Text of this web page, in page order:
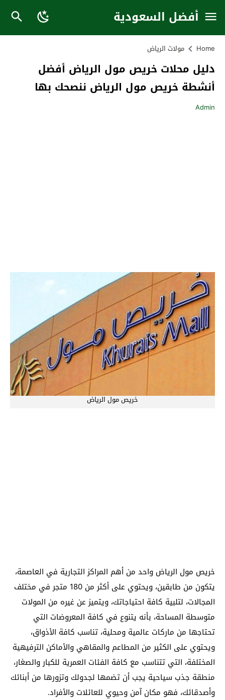
أفضل السعودية
Home مولات الرياض
دليل محلات خريص مول الرياض أفضل
أنشطة خريص مول الرياض ننصحك بها
Admin
خريص مول الرياض
خريص مول الرياض واحد من أهم المراكز التجارية في العاصمة،
يتكون من طابقين، ويحتوي على أكثر من 180 متجر في مختلف
المجالات، لتلبية كافة احتياجاتك، ويتميز عن غيره من المولات
متوسطة المساحة، بأنه يتنوع في كافة المعروضات التي
تحتاجها من ماركات عالمية ومحلية، تناسب كافة الأذواق،
ويحتوي على الكثير من المطاعم والمقاهي والأماكن الترفيهية
المختلفة، التي تتناسب مع كافة الفئات العمرية للكبار والصغار،
منطقة جذب سياحية يجب أن تضمها لجدولك وتزورها من أبنائك
وأصدقائك، فهو مكان آمن وحيوي للعائلات والأفراد.